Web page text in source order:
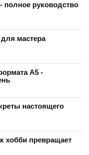
полное руководство
мастера
А5 -
настоящего
хобби превращает